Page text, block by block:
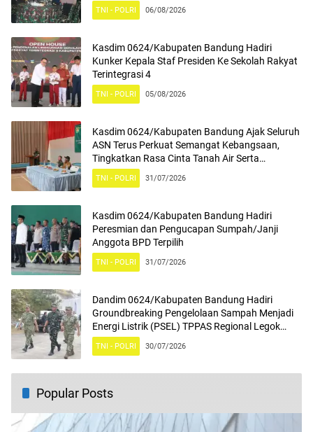
TNI - POLRI 06/08/2026
Kasdim 0624/Kabupaten Bandung Hadiri
Kunker Kepala Staf Presiden Ke Sekolah Rakyat
Terintegrasi 4
TNI - POLRI 05/08/2026
Kasdim 0624/Kabupaten Bandung Ajak Seluruh
ASN Terus Perkuat Semangat Kebangsaan,
Tingkatkan Rasa Cinta Tanah Air Serta
Mengamalkan Nilai Nilai Pancasila
TNI - POLRI 31/07/2026
Kasdim 0624/Kabupaten Bandung Hadiri
Peresmian dan Pengucapan Sumpah/Janji
Anggota BPD Terpilih
TNI - POLRI 31/07/2026
Dandim 0624/Kabupaten Bandung Hadiri
Groundbreaking Pengelolaan Sampah Menjadi
Energi Listrik (PSEL) TPPAS Regional Legok
Nangka
TNI - POLRI 30/07/2026
Popular Posts